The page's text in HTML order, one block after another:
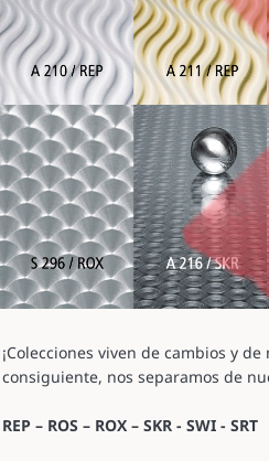
¡Colecciones viven de cambios y
consiguiente, nos separamos de
REP – ROS – ROX – SKR - SWI - SRT